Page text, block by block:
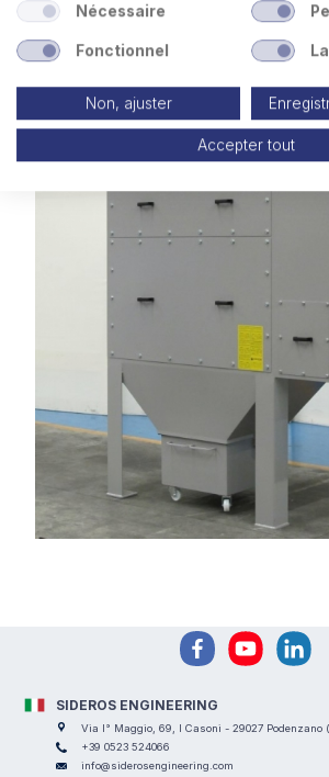
SIDEROS ENGINEERING
Via I° Maggio, 69, I Casoni - 29027 Podenzano
+39 0523 524066
info@siderosengineering.com
Nécessaire
Fonctionnel
Non, ajuster
Accepter tout